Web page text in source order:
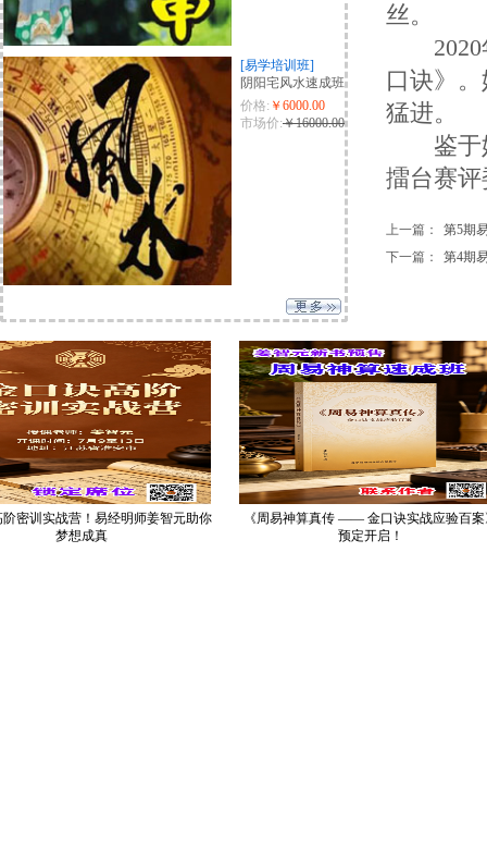
[易学培训班]
阴阳宅风水速成班
价格: ￥6000.00
市场价:￥16000.00
丝。
2020年
口诀》
猛进。
鉴于她
擂台赛评
上一篇：
第5期
下一篇：
第4期
训实战营！易经明师姜智元助你
梦想成真
《周易神算真传 —— 金口诀实战应验百案》
预定开启！